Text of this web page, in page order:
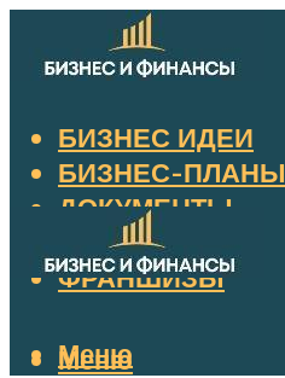
БИЗНЕС ИДЕИ
БИЗНЕС-ПЛАНЫ
ДОКУМЕНТЫ
НАЛОГИ
ФРАНШИЗЫ
Меню
Меню